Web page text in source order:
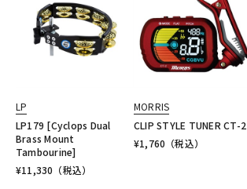
LP
LP179 [Cyclops Dual
Brass Mount
Tambourine]
¥11,330 （税込）
MORRIS
CLIP STYLE TUNER CT-2
¥1,760 （税込）